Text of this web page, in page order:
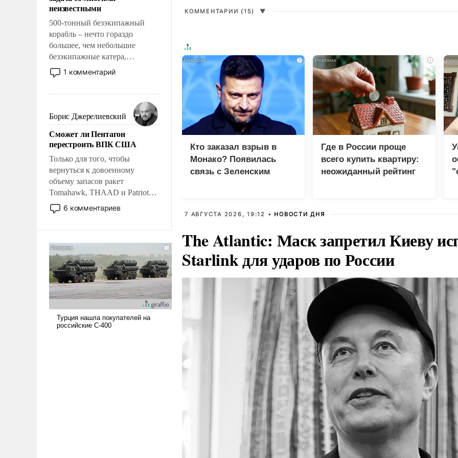
неизвестными
500-тонный безэкипажный
корабль – нечто гораздо
большее, чем небольшие
безэкипажные катера,
применение которых уже
стало обыденностью. Задача по
сложна и амбициозна. Однако
и ее реализация радикально
поднимет наши боевые
возможности.
1 комментарий
Борис Джерелиевский
Сможет ли Пентагон
перестроить ВПК США
Только для того, чтобы
вернуться к довоенному
объему запасов ракет
Tomahawk, THAAD и Patriot
США потребуется более трех
лет. Даже небольшая война с
Сложившаяся ситуация
означает многолетний период
уязвимости США, например,
перед Китаем.
6 комментариев
КОММЕНТАРИИ (15) ▼
i
Кто заказал взрыв в
Монако? Появилась
связь с Зеленским
i
Где в России проще
всего купить квартиру:
неожиданный рейтинг
7 АВГУСТА 2026, 19:12 • НОВОСТИ ДНЯ
The Atlantic: Маск запретил Киеву
Starlink для ударов по России